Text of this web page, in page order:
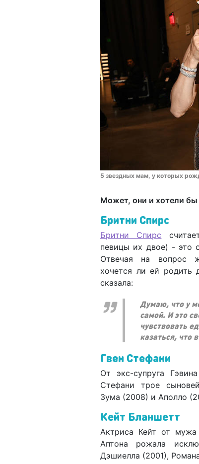
5 звездных мам, у которых
Может, они и хотели бы
Бритни Спирс
Бритни Спирс
певицы их двое) - это
Отвечая на вопрос
хочется ли ей родить
сказала:
Думаю, что у
самой. И это
чувствовать
казаться, что
Гвен Стефани
От экс-супруга
Стефани трое
Зума (2008) и Аполло
Кейт Бланшетт
Актриса Кейт от
Аптона рожала
Дэшиелла (2001),